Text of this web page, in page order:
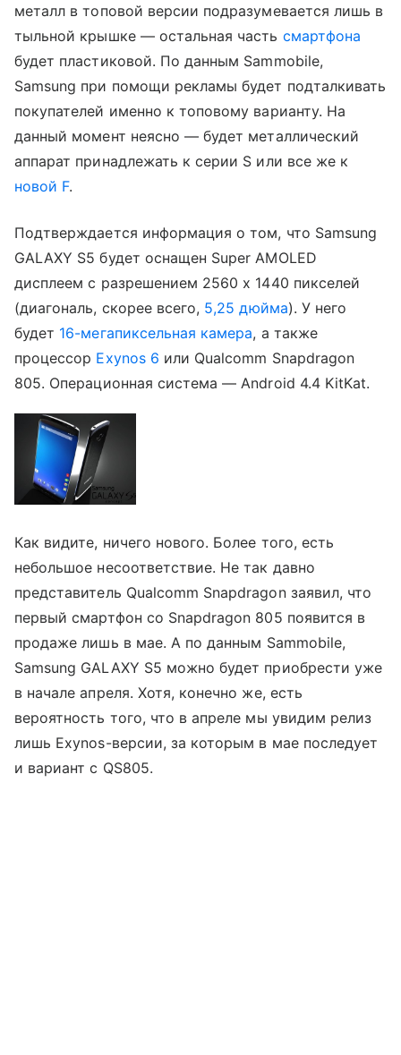
металл в топовой версии подразумевается лишь в
тыльной крышке — остальная часть смартфона
будет пластиковой. По данным Sammobile,
Samsung при помощи рекламы будет подталкивать
покупателей именно к топовому варианту. На
данный момент неясно — будет металлический
аппарат принадлежать к серии S или все же к
новой F.
Подтверждается информация о том, что Samsung
GALAXY S5 будет оснащен Super AMOLED
дисплеем с разрешением 2560 х 1440 пикселей
(диагональ, скорее всего, 5,25 дюйма). У него
будет 16-мегапиксельная камера, а также
процессор Exynos 6 или Qualcomm Snapdragon
805. Операционная система — Android 4.4 KitKat.
Как видите, ничего нового. Более того, есть
небольшое несоответствие. Не так давно
представитель Qualcomm Snapdragon заявил, что
первый смартфон со Snapdragon 805 появится в
продаже лишь в мае. А по данным Sammobile,
Samsung GALAXY S5 можно будет приобрести уже
в начале апреля. Хотя, конечно же, есть
вероятность того, что в апреле мы увидим релиз
лишь Exynos-версии, за которым в мае последует
и вариант с QS805.